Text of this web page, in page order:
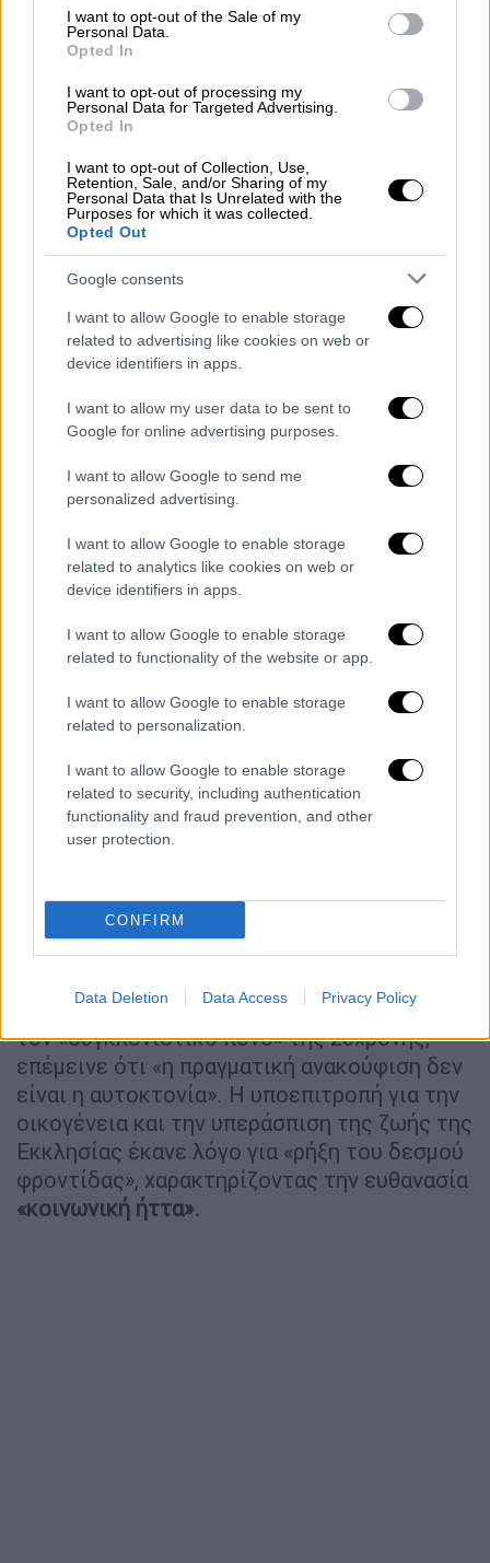
consent section.
I want to opt-out of the Sale of my
Personal Data.
Opted In
I want to opt-out of processing my
Personal Data for Targeted Advertising.
Opted In
I want to opt-out of Collection, Use,
Retention, Sale, and/or Sharing of my
Personal Data that Is Unrelated with the
Purposes for which it was collected.
Opted Out
Google consents
I want to allow Google to enable storage
related to advertising like cookies on web or
device identifiers in apps.
I want to allow my user data to be sent to
Google for online advertising purposes.
I want to allow Google to send me
personalized advertising.
I want to allow Google to enable storage
related to analytics like cookies on web or
device identifiers in apps.
I want to allow Google to enable storage
related to functionality of the website or app.
I want to allow Google to enable storage
related to personalization.
I want to allow Google to enable storage
related to security, including authentication
functionality and fraud prevention, and other
user protection.
CONFIRM
Data Deletion Data Access Privacy Policy
Η συζήτηση που άνοιξε και οι έντονες
αντιδράσεις
Πολλοί πάντως ήταν αυτοί που δεν
σεβάστηκαν την απόφαση της 25χρονης
Νοέλια. «Μην το κάνεις», «Ο Θεός σε
αγαπάει», «προσευχήσου για τη Noέλια», ήταν
τα επαναλαμβανόμενα μηνύματα που
έστελναν πολλοί. Η υπόθεση πήρε ακόμα
μεγαλύτερες διαστάσεις, όταν ο πατέρας
Νοέλια Καστίγιο
προσέφευγε ξανά και
ξανά στη δικαιοσύνη προσπαθώντας να
μπλοκάρει την ευθανασία της, με τη στήριξη
Abogados
Cristianos. Μετά τον θάνατό της, η οργάνωση
έκανε λόγο για «σοβαρές αδυναμίες» στη
νομοθεσία περί ευθανασίας,
αναζωπυρώνοντας τη δημόσια συζήτηση.
Οι αντιδράσεις έφτασαν μέχρι το ισπανικό
κοινοβούλιο, όπου η πρόεδρος του
Φρανσίνα Αρμενγκόλ,
την απόφαση της 25χρονης και ζήτησε να
διαγραφούν από τα πρακτικά δηλώσεις
βουλευτή του Vox που χαρακτήριζε την
ευθανασία « εκτέλεση».
Ya se le ha ejecutado la eutanasia a
Noelia. Pedimos oraciones por su
alma y su familia. Descanse en paz.
pic.twitter.com/5eqTbJv6iF
— Abogados Cristianosﻦ
(@AbogadosCrist)March 26, 2026
Διάσκεψης,Λουίς Αργουέγιο
, μιλώντας για
τον «συγκλονιστικό πόνο» της 20χρονης,
επέμεινε ότι «η πραγματική ανακούφιση δεν
είναι η αυτοκτονία». Η υποεπιτροπή για την
οικογένεια και την υπεράσπιση της ζωής της
Εκκλησίας έκανε λόγο για «ρήξη του δεσμού
φροντίδας», χαρακτηρίζοντας την ευθανασία
«κοινωνική ήττα».